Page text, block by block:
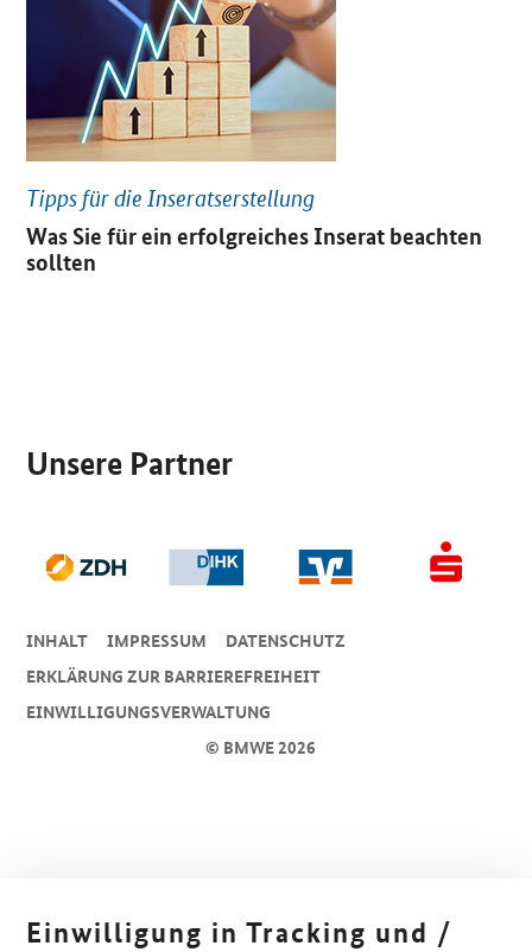
Tipps für die Inseratserstellung
Was Sie für ein erfolgreiches Inserat beachten
sollten
Unsere Partner
© BMWE 2026
INHALT IMPRESSUM
DA­TEN­SCHUTZ
ERKLÄRUNG ZUR BARRIEREFREIHEIT
EINWILLIGUNGSVERWALTUNG
Einwilligung in Tracking und /